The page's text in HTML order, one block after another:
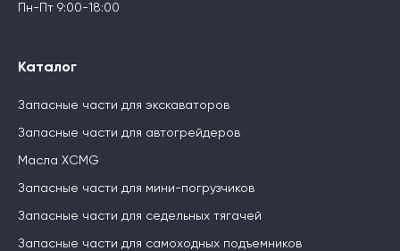
Пн-Пт 9:00-18:00
Каталог
Запасные части для экскаваторов
Запасные части для автогрейдеров
Масла XCMG
Запасные части для мини-погрузчиков
Запасные части для седельных тягачей
Запасные части для самоходных подъемников